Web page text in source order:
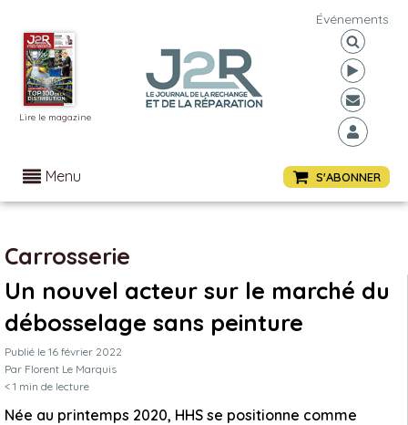
Lire le magazine
Événements
Menu S'ABONNER
Carrosserie
Un nouvel acteur sur le marché du
débosselage sans peinture
Publié le 16 février 2022
Par Florent Le Marquis
< 1 min de lecture
Née au printemps 2020, HHS se positionne comme